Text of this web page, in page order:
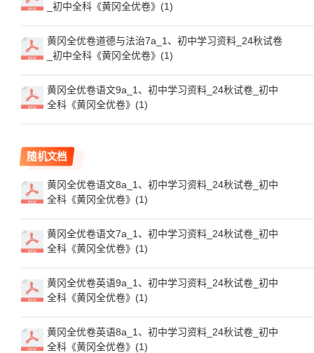
_初中全科《黄冈全优卷》(1)
黄冈全优卷道德与法治7a_1、初中学习资料_24秋试卷
_初中全科《黄冈全优卷》(1)
黄冈全优卷语文9a_1、初中学习资料_24秋试卷_初中
全科《黄冈全优卷》(1)
随机文档
黄冈全优卷语文8a_1、初中学习资料_24秋试卷_初中
全科《黄冈全优卷》(1)
黄冈全优卷语文7a_1、初中学习资料_24秋试卷_初中
全科《黄冈全优卷》(1)
黄冈全优卷英语9a_1、初中学习资料_24秋试卷_初中
全科《黄冈全优卷》(1)
黄冈全优卷英语8a_1、初中学习资料_24秋试卷_初中
全科《黄冈全优卷》(1)